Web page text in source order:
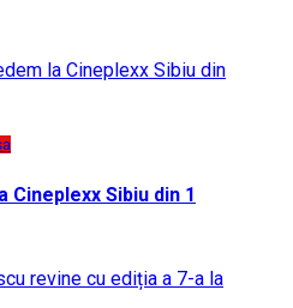
Cineplexx Sibiu din 1